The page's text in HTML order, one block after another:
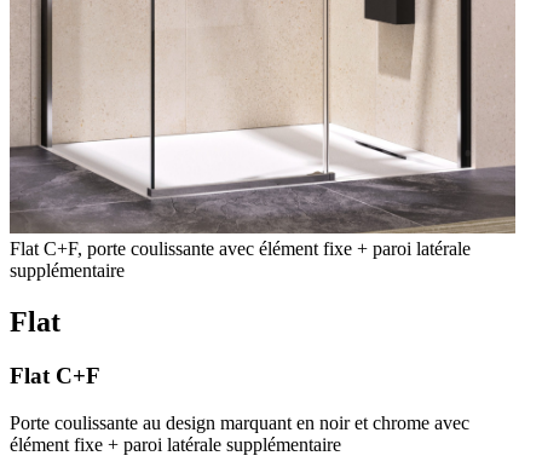
Flat C+F, porte coulissante avec élément fixe + paroi latérale
supplémentaire
Flat
Flat C+F
Porte coulissante au design marquant en noir et chrome avec
élément fixe + paroi latérale supplémentaire